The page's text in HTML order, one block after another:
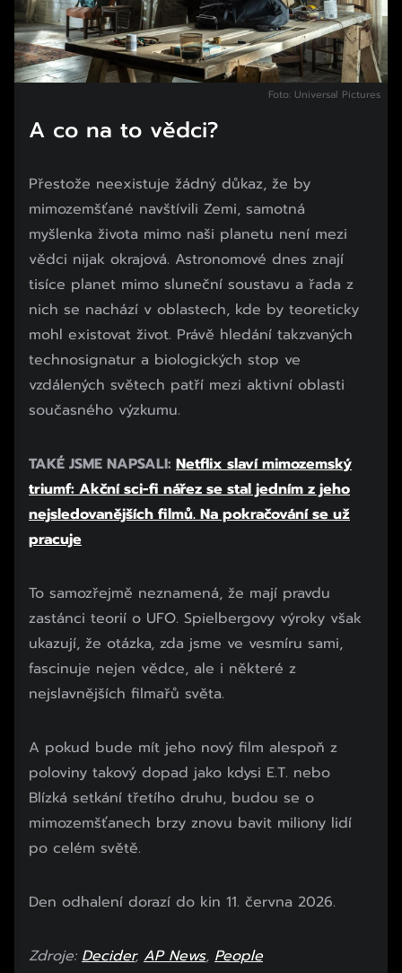
Foto: Universal Pictures
A co na to vědci?
Přestože neexistuje žádný důkaz, že by
mimozemšťané navštívili Zemi, samotná
myšlenka života mimo naši planetu není mezi
vědci nijak okrajová. Astronomové dnes znají
tisíce planet mimo sluneční soustavu a řada z
nich se nachází v oblastech, kde by teoreticky
mohl existovat život. Právě hledání takzvaných
technosignatur a biologických stop ve
vzdálených světech patří mezi aktivní oblasti
současného výzkumu.
TAKÉ JSME NAPSALI: Netflix slaví mimozemský
triumf: Akční sci-fi nářez se stal jedním z jeho
nejsledovanějších filmů. Na pokračování se už
pracuje
To samozřejmě neznamená, že mají pravdu
zastánci teorií o UFO. Spielbergovy výroky však
ukazují, že otázka, zda jsme ve vesmíru sami,
fascinuje nejen vědce, ale i některé z
nejslavnějších filmařů světa.
A pokud bude mít jeho nový film alespoň z
poloviny takový dopad jako kdysi E.T. nebo
Blízká setkání třetího druhu, budou se o
mimozemšťanech brzy znovu bavit miliony lidí
po celém světě.
Den odhalení dorazí do kin 11. června 2026.
Zdroje: Decider, AP News, People